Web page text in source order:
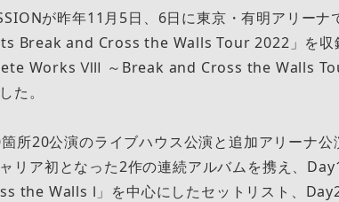
が昨年11月5日、6日に東京・有明アリーナ
Break and Cross the Walls Tour 2022」を収
Works Ⅷ ～Break and Cross the Walls
た。
所20公演のライブハウス公演と追加アリーナ
リア初となった2作の連続アルバムを携え、
the Walls Ⅰ」を中心にしたセットリスト、